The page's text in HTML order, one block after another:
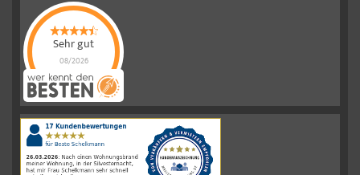
Sehr gut
08/2026
Schelkmann
Immobilienhat
|110Schelkmann
ImmobilienBewertungen
auf
werkenntdenBESTEN.de